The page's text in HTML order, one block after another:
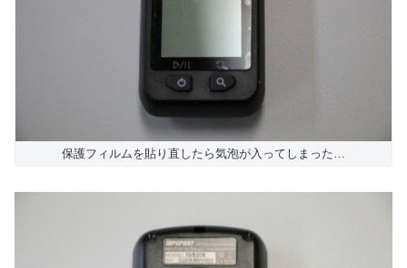
保護フィルムを貼り直したら気泡が入ってしまった…